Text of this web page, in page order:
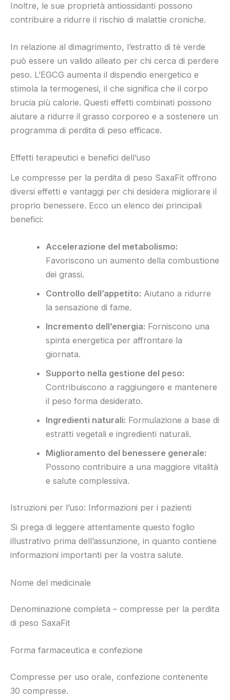
Inoltre, le sue proprietà antiossidanti possono
contribuire a ridurre il rischio di malattie croniche.
In relazione al dimagrimento, l’estratto di tè verde
può essere un valido alleato per chi cerca di perdere
peso. L’EGCG aumenta il dispendio energetico e
stimola la termogenesi, il che significa che il corpo
brucia più calorie. Questi effetti combinati possono
aiutare a ridurre il grasso corporeo e a sostenere un
programma di perdita di peso efficace.
Effetti terapeutici e benefici dell’uso
Le compresse per la perdita di peso SaxaFit offrono
diversi effetti e vantaggi per chi desidera migliorare il
proprio benessere. Ecco un elenco dei principali
benefici:
Accelerazione del metabolismo:
Favoriscono un aumento della combustione
dei grassi.
Controllo dell’appetito: Aiutano a ridurre
la sensazione di fame.
Incremento dell’energia: Forniscono una
spinta energetica per affrontare la
giornata.
Supporto nella gestione del peso:
Contribuiscono a raggiungere e mantenere
il peso forma desiderato.
Ingredienti naturali: Formulazione a base di
estratti vegetali e ingredienti naturali.
Miglioramento del benessere generale:
Possono contribuire a una maggiore vitalità
e salute complessiva.
Istruzioni per l’uso: Informazioni per i pazienti
Si prega di leggere attentamente questo foglio
illustrativo prima dell’assunzione, in quanto contiene
informazioni importanti per la vostra salute.
Nome del medicinale
Denominazione completa – compresse per la perdita
di peso SaxaFit
Forma farmaceutica e confezione
Compresse per uso orale, confezione contenente
30 compresse.